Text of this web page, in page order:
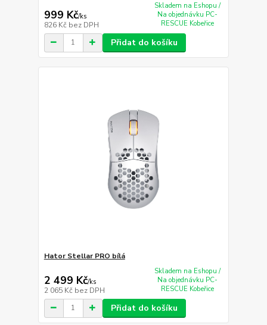
999 Kč/ks
826 Kč bez DPH
Skladem na Eshopu /
Na objednávku PC-
RESCUE Kobeřice
Přidat do košíku
Hator Stellar PRO bílá
2 499 Kč/ks
2 065 Kč bez DPH
Skladem na Eshopu /
Na objednávku PC-
RESCUE Kobeřice
Přidat do košíku